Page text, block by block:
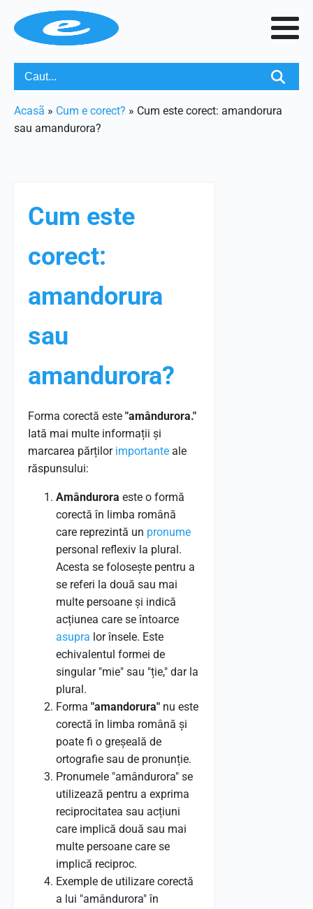
Acasã » Cum e corect? » Cum este corect: amandorura
sau amandurora?
Cum este
corect:
amandorura
sau
amandurora?
Forma corectă este "amândurora."
Iată mai multe informații și
marcarea părților importante ale
răspunsului:
Amândurora este o formă
corectă în limba română
care reprezintă un pronume
personal reflexiv la plural.
Acesta se folosește pentru a
se referi la două sau mai
multe persoane și indică
acțiunea care se întoarce
asupra lor însele. Este
echivalentul formei de
singular "mie" sau "ție," dar la
plural.
Forma "amandorura" nu este
corectă în limba română și
poate fi o greșeală de
ortografie sau de pronunție.
Pronumele "amândurora" se
utilizează pentru a exprima
reciprocitatea sau acțiuni
care implică două sau mai
multe persoane care se
implică reciproc.
Exemple de utilizare corectă
a lui "amândurora" în